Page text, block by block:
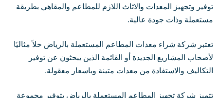
توفير وتجهيز المعدات والاثاث اللازم للمطاعم والمقاهي بطريقة
مستعملة وذات جودة عالية.
تعتبر شركة شراء معدات المطاعم المستعملة بالرياض حلاً مثاليًا
لأصحاب المشاريع الجديدة أو القائمة الذين يبحثون عن توفير
التكاليف والاستفادة من معدات متينة وباسعار معقولة.
تتميز شركة تجهيز المطاعم المستعملة بالرياض بتوفير مجموعة